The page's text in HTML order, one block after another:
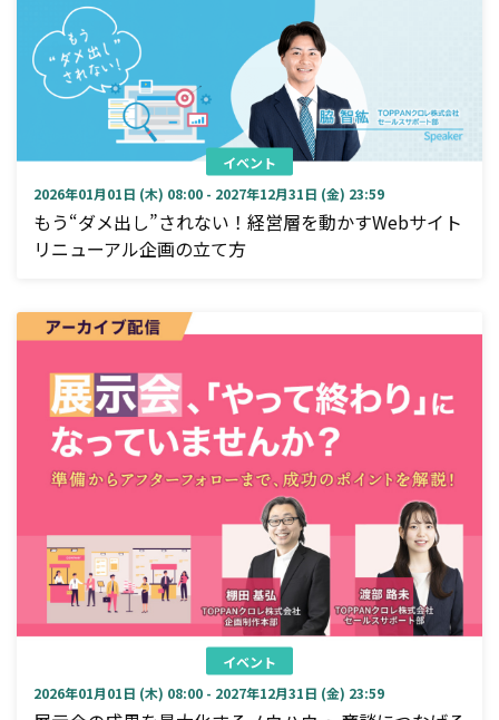
イベント
2026年01月01日 (木) 08:00 - 2027年12月31日 (金) 23:59
もう“ダメ出し”されない！経営層を動かすWebサイト
リニューアル企画の立て方
イベント
2026年01月01日 (木) 08:00 - 2027年12月31日 (金) 23:59